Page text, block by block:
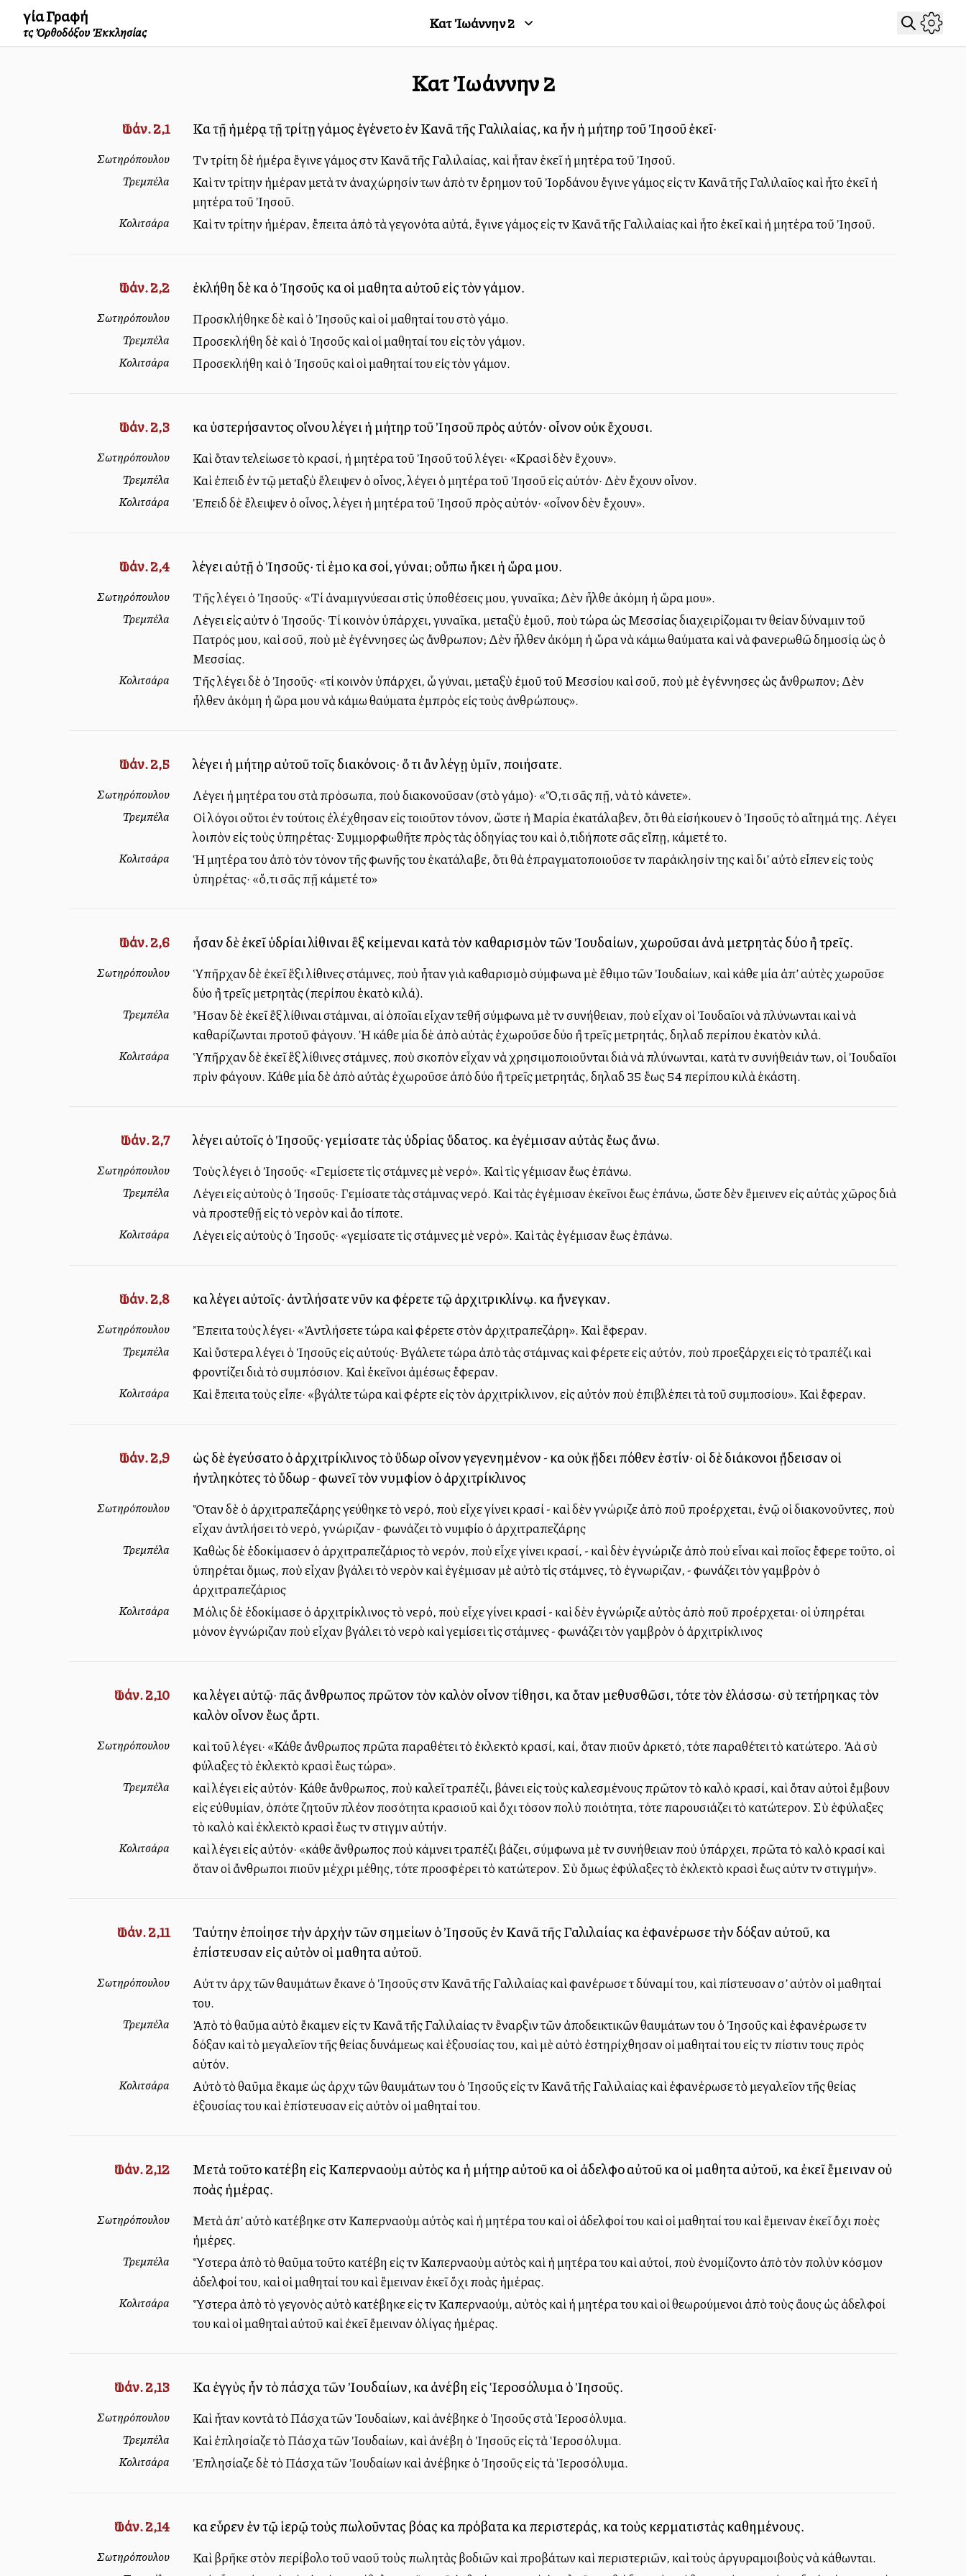
Ἁγία Γραφή
τῆς Ὀρθοδόξου Ἐκκλησίας Κατὰ Ἰωάννην2
Κατὰ Ἰωάννην2
Ἰωάν. 2,1 Καὶ τῇ ἡμέρᾳ τῇ τρίτῃ γάμος ἐγένετο ἐν Κανᾶ τῆς Γαλιλαίας, καὶ ἦν ἡ μήτηρ τοῦ Ἰησοῦ ἐκεῖ·
Σωτηρόπουλου Τὴν τρίτη δὲ ἡμέρα ἔγινε γάμος στὴν Κανᾶ τῆς Γαλιλαίας, καὶ ἦταν ἐκεῖ ἡ μητέρα τοῦ Ἰησοῦ.
Τρεμπέλα
Καὶ τὴν τρίτην ἡμέραν μετὰ τὴν ἀναχώρησίν των ἀπὸ τὴν ἔρημον τοῦ Ἰορδάνου ἔγινε γάμος εἰς τὴν Κανᾶ τῆς Γαλιλαῖος καὶ ἦτο ἐκεῖ ἡ
μητέρα τοῦ Ἰησοῦ.
Κολιτσάρα Καὶ τὴν τρίτην ἡμέραν, ἔπειτα ἀπὸ τὰ γεγονότα αὐτά, ἔγινε γάμος εἰς τὴν Κανᾶ τῆς Γαλιλαίας καὶ ἦτο ἐκεῖ καὶ ἡ μητέρα τοῦ Ἰησοῦ.
Ἰωάν. 2,2 ἐκλήθη δὲ καὶ ὁ Ἰησοῦς καὶ οἱ μαθηταὶ αὐτοῦ εἰς τὸν γάμον.
Σωτηρόπουλου Προσκλήθηκε δὲ καὶ ὁ Ἰησοῦς καὶ οἱ μαθηταί του στὸ γάμο.
Τρεμπέλα Προσεκλήθη δὲ καὶ ὁ Ἰησοῦς καὶ οἱ μαθηταί του εἰς τὸν γάμον.
Κολιτσάρα Προσεκλήθη καὶ ὁ Ἰησοῦς καὶ οἱ μαθηταί του εἰς τὸν γάμον.
Ἰωάν. 2,3 καὶ ὑστερήσαντος οἴνου λέγει ἡ μήτηρ τοῦ Ἰησοῦ πρὸς αὐτόν· οἶνον οὐκ ἔχουσι.
Σωτηρόπουλου Καὶ ὅταν τελείωσε τὸ κρασί, ἡ μητέρα τοῦ Ἰησοῦ τοῦ λέγει· «Κρασὶ δὲν ἔχουν».
Τρεμπέλα Καὶ ἐπειδὴ ἐν τῷ μεταξὺ ἔλειψεν ὁ οἶνος, λέγει ὁ μητέρα τοῦ Ἰησοῦ εἰς αὐτόν· Δὲν ἔχουν οἶνον.
Κολιτσάρα Ἐπειδὴ δὲ ἔλειψεν ὁ οἶνος, λέγει ἡ μητέρα τοῦ Ἰησοῦ πρὸς αὐτόν· «οἶνον δὲν ἔχουν».
Ἰωάν. 2,4 λέγει αὐτῇ ὁ Ἰησοῦς· τί ἐμοὶ καὶ σοί, γύναι; οὔπω ἥκει ἡ ὥρα μου.
Σωτηρόπουλου Τῆς λέγει ὁ Ἰησοῦς· «Τί ἀναμιγνύεσαι στὶς ὑποθέσεις μου, γυναῖκα; Δὲν ἦλθε ἀκόμη ἡ ὥρα μου».
Τρεμπέλα
Λέγει εἰς αὐτὴν ὁ Ἰησοῦς· Τί κοινὸν ὑπάρχει, γυναῖκα, μεταξὺ ἐμοῦ, ποὺ τώρα ὡς Μεσσίας διαχειρίζομαι τὴν θείαν δύναμιν τοῦ
Πατρός μου, καὶ σοῦ, ποὺ μὲ ἐγέννησες ὡς ἄνθρωπον; Δὲν ἦλθεν ἀκόμη ἡ ὥρα νὰ κάμω θαύματα καὶ νὰ φανερωθῶ δημοσίᾳ ὡς ὁ
Μεσσίας.
Κολιτσάρα
Τῆς λέγει δὲ ὁ Ἰησοῦς· «τί κοινὸν ὑπάρχει, ὦ γύναι, μεταξὺ ἐμοῦ τοῦ Μεσσίου καὶ σοῦ, ποὺ μὲ ἐγέννησες ὡς ἄνθρωπον; Δὲν
ἦλθεν ἀκόμη ἡ ὥρα μου νὰ κάμω θαύματα ἐμπρὸς εἰς τοὺς ἀνθρώπους».
Ἰωάν. 2,5 λέγει ἡ μήτηρ αὐτοῦ τοῖς διακόνοις· ὅ τι ἂν λέγῃ ὑμῖν, ποιήσατε.
Σωτηρόπουλου Λέγει ἡ μητέρα του στὰ πρόσωπα, ποὺ διακονοῦσαν (στὸ γάμο)· «Ὅ,τι σᾶς πῇ, νὰ τὸ κάνετε».
Τρεμπέλα
Οἱ λόγοι οὔτοι ἐν τούτοις ἐλέχθησαν εἰς τοιοῦτον τόνον, ὥστε ἡ Μαρία ἐκατάλαβεν, ὅτι θὰ εἰσήκουεν ὁ Ἰησοῦς τὸ αἴτημά της. Λέγει
λοιπὸν εἰς τοὺς ὑπηρέτας· Συμμορφωθῆτε πρὸς τὰς ὁδηγίας του καὶ ὀ,τιδήποτε σᾶς εἴπῃ, κάμετέ το.
Κολιτσάρα
Ἡ μητέρα του ἀπὸ τὸν τόνον τῆς φωνῆς του ἐκατάλαβε, ὅτι θὰ ἐπραγματοποιοῦσε τὴν παράκλησίν της καὶ δι’ αὐτὸ εἶπεν εἰς τοὺς
ὑπηρέτας· «ὅ,τι σᾶς πῇ κάμετέ το»
Ἰωάν. 2,6 ἦσαν δὲ ἐκεῖ ὑδρίαι λίθιναι ἓξ κείμεναι κατὰ τὸν καθαρισμὸν τῶν Ἰουδαίων, χωροῦσαι ἀνὰ μετρητὰς δύο ἢ τρεῖς.
Σωτηρόπουλου
Ὑπῆρχαν δὲ ἐκεῖ ἕξι λίθινες στάμνες, ποὺ ἦταν γιὰ καθαρισμὸ σύμφωνα μὲ ἔθιμο τῶν Ἰουδαίων, καὶ κάθε μία ἀπ’ αὐτὲς χωροῦσε
δύο ἢ τρεῖς μετρητὰς (περίπου ἑκατὸ κιλά).
Τρεμπέλα
Ἦσαν δὲ ἐκεῖ ἓξ λίθιναι στάμναι, αἱ ὁποῖαι εἶχαν τεθῆ σύμφωνα μὲ τὴν συνήθειαν, ποὺ εἶχαν οἱ Ἰουδαῖοι νὰ πλύνωνται καὶ νὰ
καθαρίζωνται προτοῦ φάγουν. Ἡ κάθε μία δὲ ἀπὸ αὐτὰς ἐχωροῦσε δύο ἢ τρεῖς μετρητάς, δηλαδὴ περίπου ἑκατὸν κιλά.
Κολιτσάρα
Ὑπῆρχαν δὲ ἐκεῖ ἓξ λίθινες στάμνες, ποὺ σκοπὸν εἶχαν νὰ χρησιμοποιοῦνται διὰ νὰ πλύνωνται, κατὰ τὴν συνήθειάν των, οἱ Ἰουδαῖοι
πρὶν φάγουν. Κάθε μία δὲ ἀπὸ αὐτὰς ἐχωροῦσε ἀπὸ δύο ἢ τρεῖς μετρητάς, δηλαδὴ 35 ἕως 54 περίπου κιλὰ ἑκάστη.
Ἰωάν. 2,7 λέγει αὐτοῖς ὁ Ἰησοῦς· γεμίσατε τὰς ὑδρίας ὕδατος. καὶ ἐγέμισαν αὐτὰς ἕως ἄνω.
Σωτηρόπουλου Τοὺς λέγει ὁ Ἰησοῦς· «Γεμίσετε τὶς στάμνες μὲ νερό». Καὶ τὶς γέμισαν ἕως ἐπάνω.
Τρεμπέλα
Λέγει εἰς αὐτοὺς ὁ Ἰησοῦς· Γεμίσατε τὰς στάμνας νερό. Καὶ τὰς ἐγέμισαν ἐκεῖνοι ἕως ἐπάνω, ὥστε δὲν ἔμεινεν εἰς αὐτὰς χῶρος διὰ
νὰ προστεθῇ εἰς τὸ νερὸν καὶ ἄλλο τίποτε.
Κολιτσάρα Λέγει εἰς αὐτοὺς ὁ Ἰησοῦς· «γεμίσατε τὶς στάμνες μὲ νερό». Καὶ τὰς ἐγέμισαν ἕως ἐπάνω.
Ἰωάν. 2,8 καὶ λέγει αὐτοῖς· ἀντλήσατε νῦν καὶ φέρετε τῷ ἀρχιτρικλίνῳ. καὶ ἤνεγκαν.
Σωτηρόπουλου Ἔπειτα τοὺς λέγει· «Ἀντλήσετε τώρα καὶ φέρετε στὸν ἀρχιτραπεζάρη». Καὶ ἔφεραν.
Τρεμπέλα
Καὶ ὕστερα λέγει ὁ Ἰησοῦς εἰς αὐτούς· Βγάλετε τώρα ἀπὸ τὰς στάμνας καὶ φέρετε εἰς αὐτόν, ποὺ προεξάρχει εἰς τὸ τραπέζι καὶ
φροντίζει διὰ τὸ συμπόσιον. Καὶ ἐκεῖνοι ἀμέσως ἔφεραν.
Κολιτσάρα Καὶ ἔπειτα τοὺς εἶπε· «βγάλτε τώρα καὶ φέρτε εἰς τὸν ἀρχιτρίκλινον, εἰς αὐτόν ποὺ ἐπιβλέπει τὰ τοῦ συμποσίου». Καὶ ἔφεραν.
Ἰωάν. 2,9
ὡς δὲ ἐγεύσατο ὁ ἀρχιτρίκλινος τὸ ὕδωρ οἶνον γεγενημένον - καὶ οὐκ ᾔδει πόθεν ἐστίν· οἱ δὲ διάκονοι ᾔδεισαν οἱ
ἠντληκότες τὸ ὕδωρ - φωνεῖ τὸν νυμφίον ὁ ἀρχιτρίκλινος
Σωτηρόπουλου
Ὅταν δὲ ὁ ἀρχιτραπεζάρης γεύθηκε τὸ νερό, ποὺ εἶχε γίνει κρασί - καὶ δὲν γνώριζε ἀπὸ ποῦ προέρχεται, ἐνῷ οἱ διακονοῦντες, ποὺ
εἶχαν ἀντλήσει τὸ νερό, γνώριζαν - φωνάζει τὸ νυμφίο ὁ ἀρχιτραπεζάρης
Τρεμπέλα
Καθὼς δὲ ἐδοκίμασεν ὁ ἀρχιτραπεζάριος τὸ νερόν, ποὺ εἶχε γίνει κρασί, - καὶ δὲν ἐγνώριζε ἀπὸ ποὺ εἶναι καὶ ποῖος ἔφερε τοῦτο, οἱ
ὑπηρέται ὅμως, ποὺ εἶχαν βγάλει τὸ νερὸν καὶ ἐγέμισαν μὲ αὐτὸ τίς στάμνες, τὸ ἐγνωριζαν, - φωνάζει τὸν γαμβρὸν ὁ
ἀρχιτραπεζάριος
Κολιτσάρα
Μόλις δὲ ἐδοκίμασε ὁ ἀρχιτρίκλινος τὸ νερό, ποὺ εἶχε γίνει κρασί - καὶ δὲν ἐγνώριζε αὐτὸς ἀπὸ ποῦ προέρχεται· οἱ ὑπηρέται
μόνον ἐγνώριζαν ποὺ εἶχαν βγάλει τὸ νερὸ καὶ γεμίσει τὶς στάμνες - φωνάζει τὸν γαμβρὸν ὁ ἀρχιτρίκλινος
Ἰωάν. 2,10
καὶ λέγει αὐτῷ· πᾶς ἄνθρωπος πρῶτον τὸν καλὸν οἶνον τίθησι, καὶ ὅταν μεθυσθῶσι, τότε τὸν ἐλάσσω· σὺ τετήρηκας τὸν
καλὸν οἶνον ἕως ἄρτι.
Σωτηρόπουλου
καὶ τοῦ λέγει· «Κάθε ἄνθρωπος πρῶτα παραθέτει τὸ ἐκλεκτὸ κρασί, καί, ὅταν πιοῦν ἀρκετό, τότε παραθέτει τὸ κατώτερο. Ἀλλὰ σὺ
φύλαξες τὸ ἐκλεκτὸ κρασὶ ἕως τώρα».
Τρεμπέλα
καὶ λέγει εἰς αὐτόν· Κάθε ἄνθρωπος, ποὺ καλεῖ τραπέζι, βάνει εἰς τοὺς καλεσμένους πρῶτον τὸ καλὸ κρασί, καὶ ὅταν αὐτοὶ ἔμβουν
εἰς εὐθυμίαν, ὁπότε ζητοῦν πλέον ποσότητα κρασιοῦ καὶ ὄχι τόσον πολὺ ποιότητα, τότε παρουσιάζει τὸ κατώτερον. Σὺ ἐφύλαξες
τὸ καλὸ καὶ ἐκλεκτὸ κρασὶ ἕως τὴν στιγμὴν αὐτήν.
Κολιτσάρα
καὶ λέγει εἰς αὐτόν· «κάθε ἄνθρωπος ποὺ κάμνει τραπέζι βάζει, σύμφωνα μὲ τὴν συνήθειαν ποὺ ὑπάρχει, πρῶτα τὸ καλὸ κρασί καὶ
ὅταν οἱ ἄνθρωποι πιοῦν μέχρι μέθης, τότε προσφέρει τὸ κατώτερον. Σὺ ὅμως ἐφύλαξες τὸ ἐκλεκτὸ κρασὶ ἕως αὐτὴν τὴν στιγμήν».
Ἰωάν. 2,11
Ταύτην ἐποίησε τὴν ἀρχὴν τῶν σημείων ὁ Ἰησοῦς ἐν Κανᾶ τῆς Γαλιλαίας καὶ ἐφανέρωσε τὴν δόξαν αὐτοῦ, καὶ
ἐπίστευσαν εἰς αὐτὸν οἱ μαθηταὶ αὐτοῦ.
Σωτηρόπουλου
Αὐτὴ τὴν ἀρχὴ τῶν θαυμάτων ἔκανε ὁ Ἰησοῦς στὴν Κανᾶ τῆς Γαλιλαίας καὶ φανέρωσε τὴ δύναμί του, καὶ πίστευσαν σ’ αὐτὸν οἱ μαθηταί
του.
Τρεμπέλα
Ἀπὸ τὸ θαῦμα αὐτὸ ἔκαμεν εἰς τὴν Κανᾶ τῆς Γαλιλαίας τὴν ἔναρξιν τῶν ἀποδεικτικῶν θαυμάτων του ὁ Ἰησοῦς καὶ ἐφανέρωσε τὴν
δόξαν καὶ τὸ μεγαλεῖον τῆς θείας δυνάμεως καὶ ἐξουσίας του, καὶ μὲ αὐτὸ ἐστηρίχθησαν οἱ μαθηταί του εἰς τὴν πίστιν τους πρὸς
αὐτόν.
Κολιτσάρα
Αὐτὸ τὸ θαῦμα ἔκαμε ὡς ἀρχὴν τῶν θαυμάτων του ὁ Ἰησοῦς εἰς τὴν Κανᾶ τῆς Γαλιλαίας καὶ ἐφανέρωσε τὸ μεγαλεῖον τῆς θείας
ἐξουσίας του καὶ ἐπίστευσαν εἰς αὐτὸν οἱ μαθηταί του.
Ἰωάν. 2,12
Μετὰ τοῦτο κατέβη εἰς Καπερναοὺμ αὐτὸς καὶ ἡ μήτηρ αὐτοῦ καὶ οἱ ἀδελφοὶ αὐτοῦ καὶ οἱ μαθηταὶ αὐτοῦ, καὶ ἐκεῖ ἔμειναν οὐ
πολλὰς ἡμέρας.
Σωτηρόπουλου
Μετὰ ἀπ’ αὐτὸ κατέβηκε στὴν Καπερναοὺμ αὐτὸς καὶ ἡ μητέρα του καὶ οἱ ἀδελφοί του καὶ οἱ μαθηταί του καὶ ἔμειναν ἐκεῖ ὄχι πολλὲς
ἡμέρες.
Τρεμπέλα
Ὕστερα ἀπὸ τὸ θαῦμα τοῦτο κατέβη εἰς τὴν Καπερναοὺμ αὐτὸς καὶ ἡ μητέρα του καὶ αὐτοί, ποὺ ἐνομίζοντο ἀπὸ τὸν πολὺν κόσμον
ἀδελφοί του, καὶ οἱ μαθηταί του καὶ ἔμειναν ἐκεῖ ὅχι πολλὰς ἡμέρας.
Κολιτσάρα
Ὕστερα ἀπὸ τὸ γεγονὸς αὐτὸ κατέβηκε εἰς τὴν Καπερναούμ, αὐτὸς καὶ ἡ μητέρα του καὶ οἱ θεωρούμενοι ἀπὸ τοὺς ἄλλους ὡς ἀδελφοί
του καὶ οἱ μαθηταὶ αὐτοῦ καὶ ἐκεῖ ἔμειναν ὀλίγας ἡμέρας.
Ἰωάν. 2,13 Καὶ ἐγγὺς ἦν τὸ πάσχα τῶν Ἰουδαίων, καὶ ἀνέβη εἰς Ἱεροσόλυμα ὁ Ἰησοῦς.
Σωτηρόπουλου Καὶ ἦταν κοντὰ τὸ Πάσχα τῶν Ἰουδαίων, καὶ ἀνέβηκε ὁ Ἰησοῦς στὰ Ἱεροσόλυμα.
Τρεμπέλα Καὶ ἐπλησίαζε τὸ Πάσχα τῶν Ἰουδαίων, καὶ ἀνέβη ὁ Ἰησοῦς εἰς τὰ Ἱεροσόλυμα.
Κολιτσάρα Ἐπλησίαζε δὲ τὸ Πάσχα τῶν Ἰουδαίων καὶ ἀνέβηκε ὁ Ἰησοῦς εἰς τὰ Ἱεροσόλυμα.
Ἰωάν. 2,14 καὶ εὗρεν ἐν τῷ ἱερῷ τοὺς πωλοῦντας βόας καὶ πρόβατα καὶ περιστεράς, καὶ τοὺς κερματιστὰς καθημένους.
Σωτηρόπουλου Καὶ βρῆκε στὸν περίβολο τοῦ ναοῦ τοὺς πωλητὰς βοδιῶν καὶ προβάτων καὶ περιστεριῶν, καὶ τοὺς ἀργυραμοιβοὺς νὰ κάθωνται.